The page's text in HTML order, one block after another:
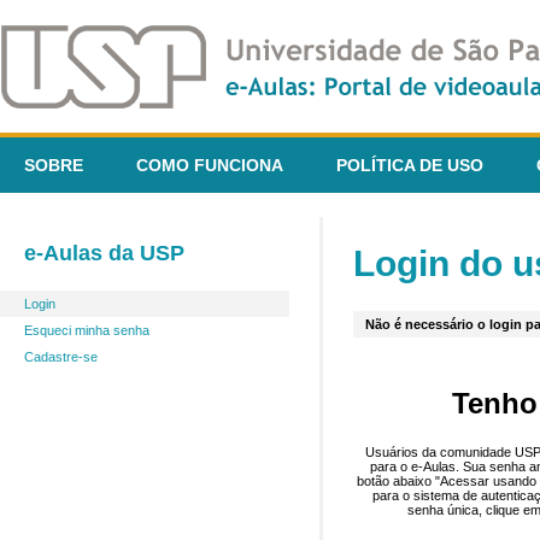
SOBRE COMO FUNCIONA POLÍTICA DE USO
e-Aulas da USP
Login
Esqueci minha senha
Cadastre-se
Login do
Não é necessário o login
Usuários da comunidade
para o e-Aulas. Sua senha
botão abaixo "Acessar
para o sistema de
senha única, clique